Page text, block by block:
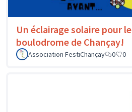
Un éclairage solaire pour le
boulodrome de Chançay!
Association FestiChançay
0 0